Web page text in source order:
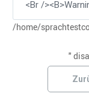
/home/
"